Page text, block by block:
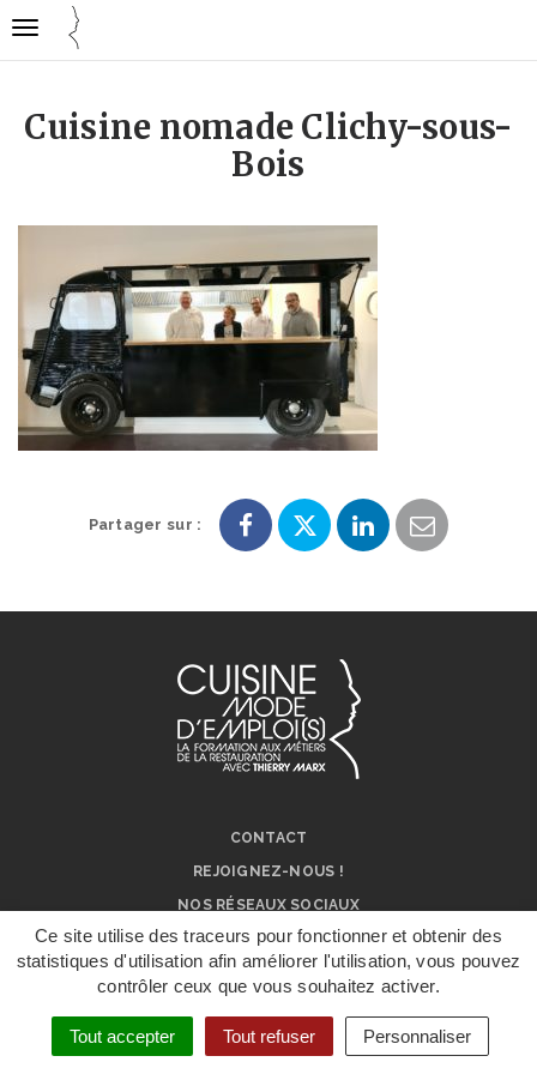
Gestion des traceurs
Ce site utilise des traceurs pour fonctionner et obtenir des
statistiques d'utilisation afin améliorer l'utilisation, vous pouvez
contrôler ceux que vous souhaitez activer.
Tout accepter Tout refuser Personnaliser
Cuisine
emploi
DÉPOSER UN
Ouvrir
Cuisine nomade Clichy-sous-
Bois
Partager sur :
Partager
Facebook
Partager
Twitter
Partager
LinkedIn
Partager
e-
CONTACT
REJOIGNEZ-NOUS !
NOS RÉSEAUX SOCIAUX
ON PARLE DE NOUS !
MENTIONS LÉGALES